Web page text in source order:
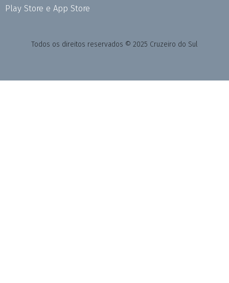
Play Store e App Store
Todos os direitos reservados © 2025 Cruzeiro do Sul